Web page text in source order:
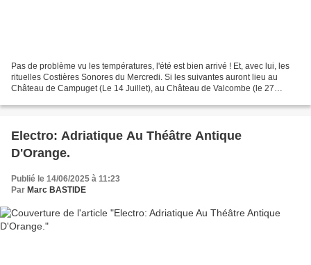
Pas de problème vu les températures, l'été est bien arrivé ! Et, avec lui, les
rituelles Costières Sonores du Mercredi. Si les suivantes auront lieu au
Château de Campuget (Le 14 Juillet), au Château de Valcombe (le 27
Electro: Adriatique Au Théâtre Antique
D'Orange.
Publié le 14/06/2025 à 11:23
Par Marc BASTIDE